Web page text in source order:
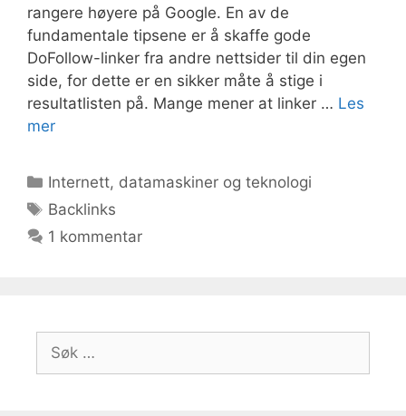
rangere høyere på Google. En av de
fundamentale tipsene er å skaffe gode
DoFollow-linker fra andre nettsider til din egen
side, for dette er en sikker måte å stige i
resultatlisten på. Mange mener at linker … Les
mer
Kategorier
Internett, datamaskiner og teknologi
Stikkord
Backlinks
1 kommentar
etter: